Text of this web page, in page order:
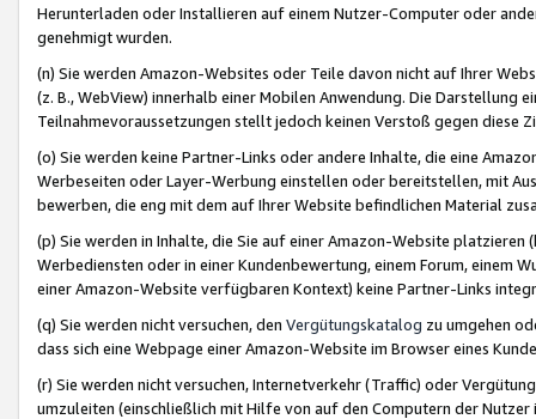
Herunterladen oder Installieren auf einem Nutzer-Computer oder
genehmigt wurden.
(n) Sie werden Amazon-Websites oder Teile davon nicht auf Ihrer
(z. B., WebView) innerhalb einer Mobilen Anwendung. Die Darstellung
Teilnahmevoraussetzungen stellt jedoch keinen Verstoß gegen diese
(o) Sie werden keine Partner-Links oder andere Inhalte, die eine
Werbeseiten oder Layer-Werbung einstellen oder bereitstellen, mit
bewerben, die eng mit dem auf Ihrer Website befindlichen Material
(p) Sie werden in Inhalte, die Sie auf einer Amazon-Website
Werbediensten oder in einer Kundenbewertung, einem Forum, einem
einer Amazon-Website verfügbaren Kontext) keine Partner-Links
(q) Sie werden nicht versuchen, den Vergütungskatalog zu umgehen
dass sich eine Webpage einer Amazon-Website im Browser eines
(r) Sie werden nicht versuchen, Internetverkehr (Traffic) oder
umzuleiten (einschließlich mit Hilfe von auf den Computern der